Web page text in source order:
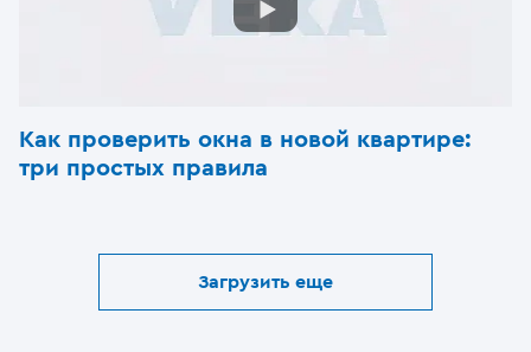
Как проверить окна в новой квартире:
три простых правила
Загрузить еще